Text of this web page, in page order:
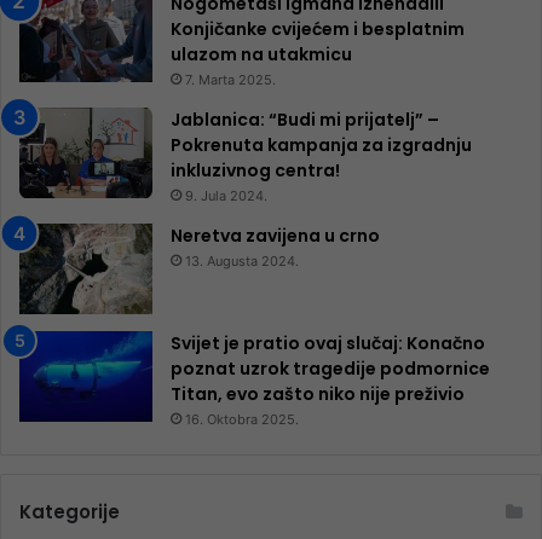
Konjičanke cvijećem i besplatnim
ulazom na utakmicu
7. Marta 2025.
Jablanica: “Budi mi prijatelj” –
Pokrenuta kampanja za izgradnju
inkluzivnog centra!
9. Jula 2024.
Neretva zavijena u crno
13. Augusta 2024.
Svijet je pratio ovaj slučaj: Konačno
poznat uzrok tragedije podmornice
Titan, evo zašto niko nije preživio
16. Oktobra 2025.
Kategorije